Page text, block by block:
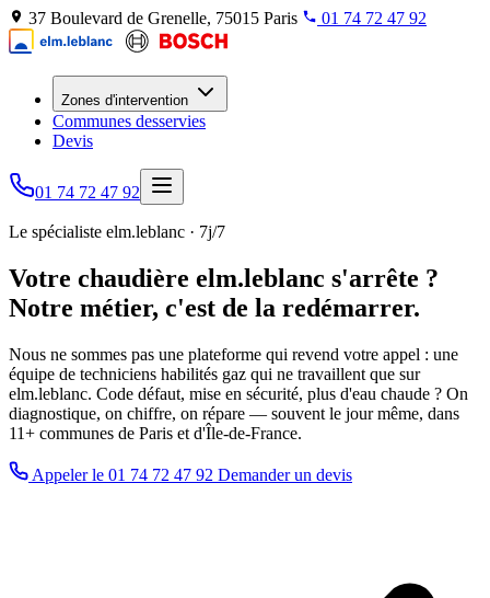
37 Boulevard de Grenelle, 75015 Paris 01 74 72 47 92
Zones d'intervention
Communes desservies
Devis
01 74 72 47 92
Le spécialiste elm.leblanc · 7j/7
Votre chaudière elm.leblanc s'arrête ?
Notre métier, c'est de la redémarrer.
Nous ne sommes pas une plateforme qui revend votre appel : une
équipe de techniciens habilités gaz qui ne travaillent que sur
elm.leblanc. Code défaut, mise en sécurité, plus d'eau chaude ? On
diagnostique, on chiffre, on répare — souvent le jour même, dans
11+ communes de Paris et d'Île-de-France.
Appeler le 01 74 72 47 92 Demander un devis